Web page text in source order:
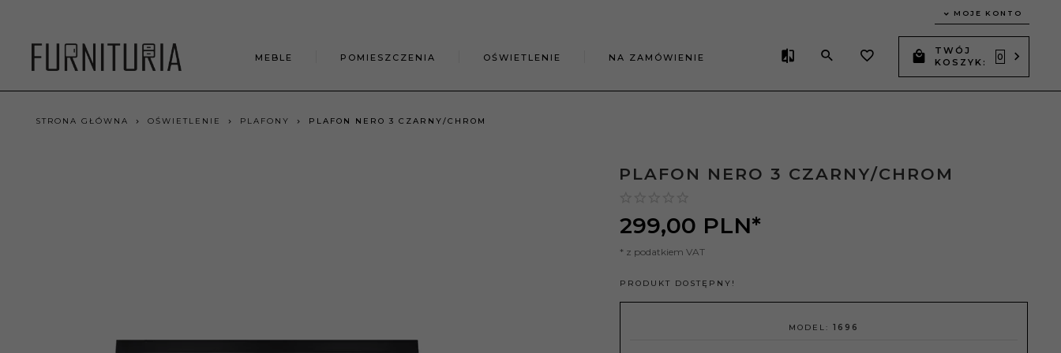
MOJE KONTO
MEBLE POMIESZCZENIA OŚWIETLENIE NA ZAMÓWIENIE
TWÓJ
KOSZYK:
0
STRONA GŁÓWNA OŚWIETLENIE PLAFONY PLAFON NERO 3 CZARNY/CHROM
PLAFON NERO 3 CZARNY/CHROM
299,00 PLN*
* z podatkiem VAT
PRODUKT DOSTĘPNY!
MODEL: 1696